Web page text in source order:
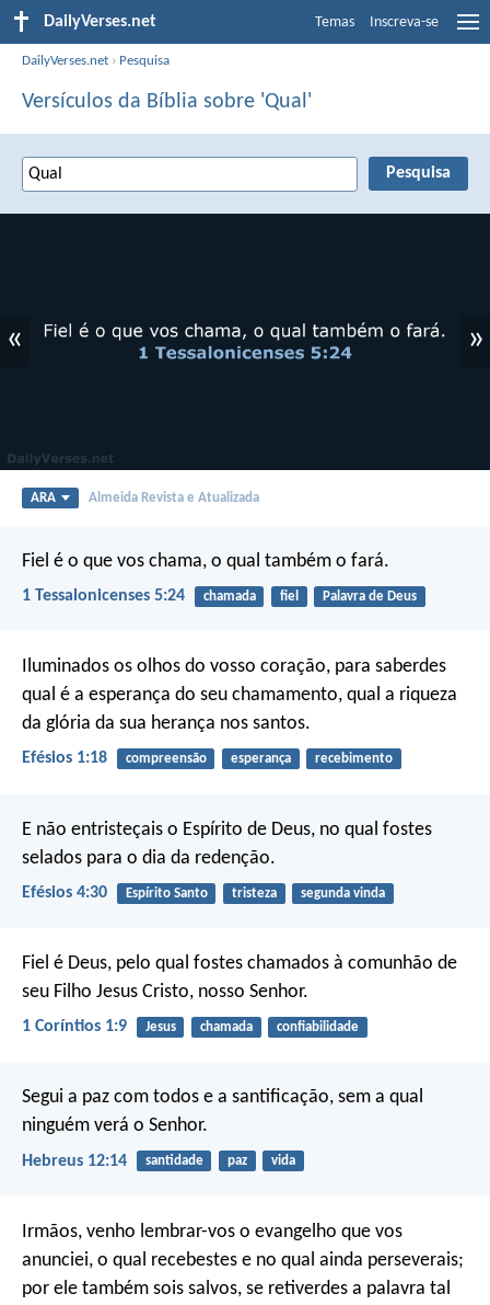
DailyVerses.net Temas Inscreva-se
DailyVerses.net › Pesquisa
Versículos da Bíblia sobre 'Qual'
« »
ARA Almeida Revista e Atualizada
Fiel é o que vos chama, o qual também o fará.
1 Tessalonicenses 5:24 chamada fiel Palavra de Deus
Iluminados os olhos do vosso coração, para saberdes
qual é a esperança do seu chamamento, qual a riqueza
da glória da sua herança nos santos.
Efésios 1:18 compreensão esperança recebimento
E não entristeçais o Espírito de Deus, no qual fostes
selados para o dia da redenção.
Efésios 4:30 Espírito Santo tristeza segunda vinda
Fiel é Deus, pelo qual fostes chamados à comunhão de
seu Filho Jesus Cristo, nosso Senhor.
1 Coríntios 1:9 Jesus chamada confiabilidade
Segui a paz com todos e a santificação, sem a qual
ninguém verá o Senhor.
Hebreus 12:14 santidade paz vida
Irmãos, venho lembrar-vos o evangelho que vos
anunciei, o qual recebestes e no qual ainda perseverais;
por ele também sois salvos, se retiverdes a palavra tal